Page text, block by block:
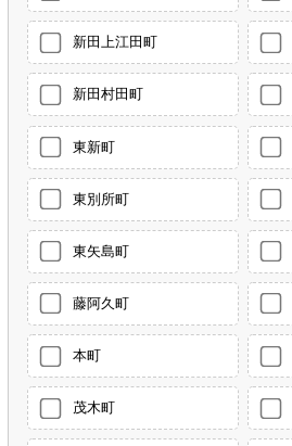
新田上江田町
新田村田町
東新町
東別所町
東矢島町
藤阿久町
本町
茂木町